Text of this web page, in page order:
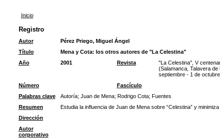
Inicio
Registro
Autor
Pérez Priego, Miguel Ángel
Título
Mena y Cota: los otros autores de "La Celestina"
Año
2001 Revista
"La Celestina", V
(Salamanca, Talavera de
septiembre - 1 de
Número
Fascículo
Palabras clave
Autoría; Juan de Mena; Rodrigo Cota; Fuentes
Resumen
Estudia la influencia de Juan de Mena sobre “Celestina” y minimiza
Dirección
Autor
corporativo